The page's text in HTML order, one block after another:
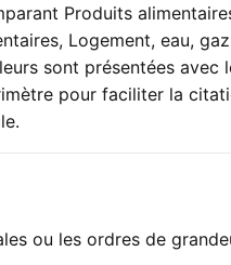
Produits
Logement, eau,
sont présentées avec
pour faciliter la
ou les ordres de